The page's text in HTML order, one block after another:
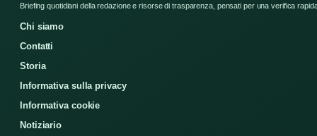
Briefing quotidiani della redazione e risorse di trasparenza, pensati per una verifica
Chi siamo
Contatti
Storia
Informativa sulla privacy
Informativa cookie
Notiziario